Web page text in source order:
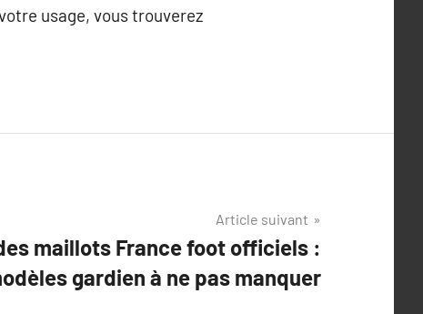
usage, vous trouverez
Article suivant
maillots France foot officiels :
gardien à ne pas manquer